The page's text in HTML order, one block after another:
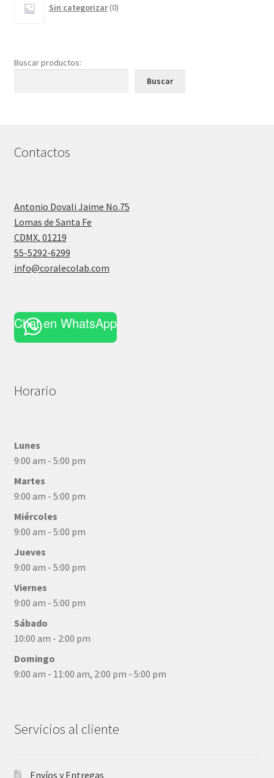
Sin categorizar 0productos
Buscar productos:
Buscar
Contactos
Antonio Dovali Jaime No.75
Lomas de Santa Fe
CDMX, 01219
55-5292-6299
info@coralecolab.com
Chat en WhatsApp
Horario
Lunes
9:00 am - 5:00 pm
Martes
9:00 am - 5:00 pm
Miércoles
9:00 am - 5:00 pm
Jueves
9:00 am - 5:00 pm
Viernes
9:00 am - 5:00 pm
Sábado
10:00 am - 2:00 pm
Domingo
9:00 am - 11:00 am, 2:00 pm - 5:00 pm
Servicios al cliente
Envíos y Entregas